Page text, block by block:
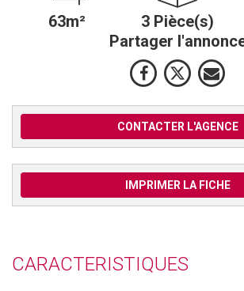
63m² 3 Pièce(s)
Partager
CONTACTER L'AGENCE
IMPRIMER LA FICHE
CARACTERISTIQUES